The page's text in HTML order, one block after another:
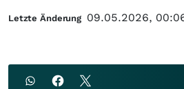
Letzte Änderung 09.05.2026,